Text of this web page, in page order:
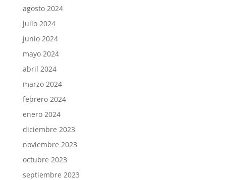
agosto 2024
julio 2024
junio 2024
mayo 2024
abril 2024
marzo 2024
febrero 2024
enero 2024
diciembre 2023
noviembre 2023
octubre 2023
septiembre 2023